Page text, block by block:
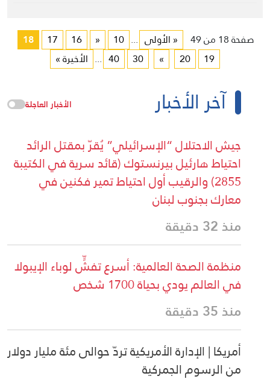
صفحة 18 من 49 « الأولى ...
10
«
16
17
18
19
20
»
30
40
... الأخيرة »
آخر الأخبار الأخبار العاجلة
جيش الاحتلال “الإسرائيلي” يُقرّ بمقتل الرائد
احتياط هارئيل بيرنستوك (قائد سرية في الكتيبة
2855) والرقيب أول احتياط تمير فكنين في
معارك بجنوب لبنان
منذ 32 دقيقة
منظمة الصحة العالمية: أسرع تفشٍّ لوباء الإيبولا
في العالم يودي بحياة 1700 شخص
منذ 35 دقيقة
أمريكا | الإدارة الأمريكية تردّ حوالى مئة مليار دولار
من الرسوم الجمركية